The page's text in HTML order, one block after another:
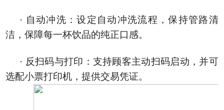
· 自动冲洗：设定自动冲洗流程，保持管路清
洁，保障每一杯饮品的纯正口感。
· 反扫码与打印：支持顾客主动扫码启动，并可
选配小票打印机，提供交易凭证。